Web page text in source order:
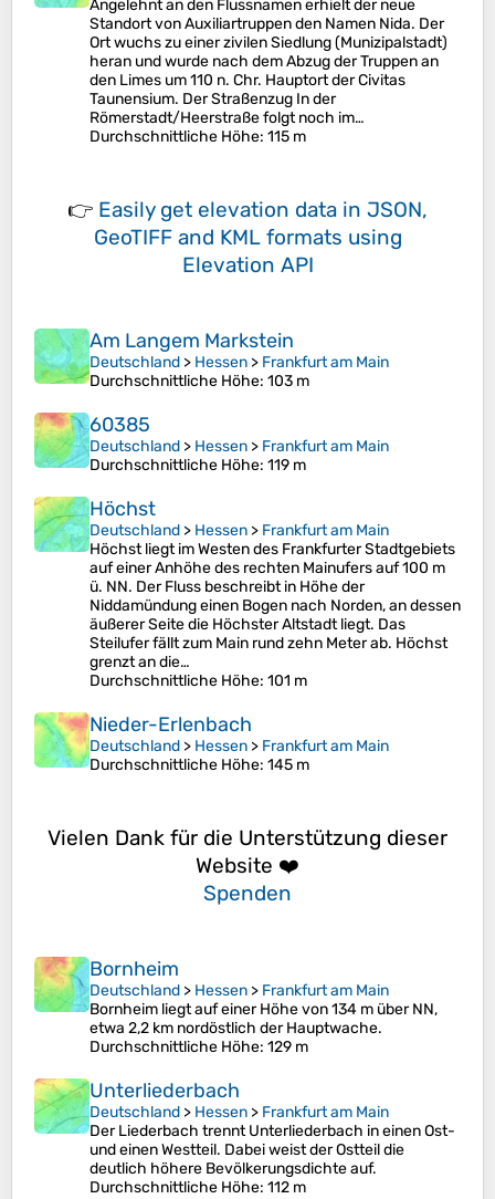
Angelehnt an den Flussnamen erhielt der neue
Standort von Auxiliartruppen den Namen Nida. Der
Ort wuchs zu einer zivilen Siedlung (Munizipalstadt)
heran und wurde nach dem Abzug der Truppen an
den Limes um 110 n. Chr. Hauptort der Civitas
Taunensium. Der Straßenzug In der
Römerstadt/Heerstraße folgt noch im…
Durchschnittliche Höhe: 115 m
👉 Easily get elevation data in JSON,
GeoTIFF and KML formats using
Elevation API
Am Langem Markstein
Deutschland > Hessen > Frankfurt am Main
Durchschnittliche Höhe: 103 m
60385
Deutschland > Hessen > Frankfurt am Main
Durchschnittliche Höhe: 119 m
Höchst
Deutschland > Hessen > Frankfurt am Main
Höchst liegt im Westen des Frankfurter Stadtgebiets
auf einer Anhöhe des rechten Mainufers auf 100 m
ü. NN. Der Fluss beschreibt in Höhe der
Niddamündung einen Bogen nach Norden, an dessen
äußerer Seite die Höchster Altstadt liegt. Das
Steilufer fällt zum Main rund zehn Meter ab. Höchst
grenzt an die…
Durchschnittliche Höhe: 101 m
Nieder-Erlenbach
Deutschland > Hessen > Frankfurt am Main
Durchschnittliche Höhe: 145 m
Vielen Dank für die Unterstützung dieser
Website ❤️
Spenden
Bornheim
Deutschland > Hessen > Frankfurt am Main
Bornheim liegt auf einer Höhe von 134 m über NN,
etwa 2,2 km nordöstlich der Hauptwache.
Durchschnittliche Höhe: 129 m
Unterliederbach
Deutschland > Hessen > Frankfurt am Main
Der Liederbach trennt Unterliederbach in einen Ost-
und einen Westteil. Dabei weist der Ostteil die
deutlich höhere Bevölkerungsdichte auf.
Durchschnittliche Höhe: 112 m